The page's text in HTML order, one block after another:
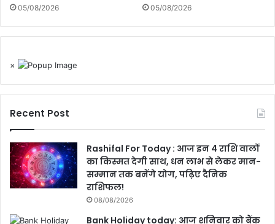
05/08/2026 05/08/2026
×
Recent Post
Rashifal For Today : आज इन 4 राशि वालों
का किस्मत देगी साथ, धन लाभ से लेकर मान-
सम्मान तक बनेंगे योग, पढ़िए दैनिक
राशिफल!
08/08/2026
Bank Holiday today: आज शनिवार को बैंक